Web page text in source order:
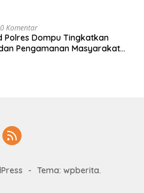
0 Komentar
Polres Dompu Tingkatkan
Pengamanan Masyarakat
- Tema: wpberita.